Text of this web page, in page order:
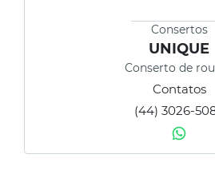
Consertos
UNIQUE
Conserto de
Contatos
(44) 3026-